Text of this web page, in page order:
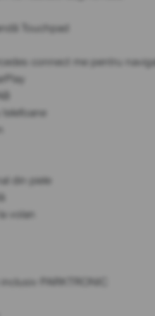
Touchpad
connect me pentru
telefoane
din piele
volan
PARKTRONIC